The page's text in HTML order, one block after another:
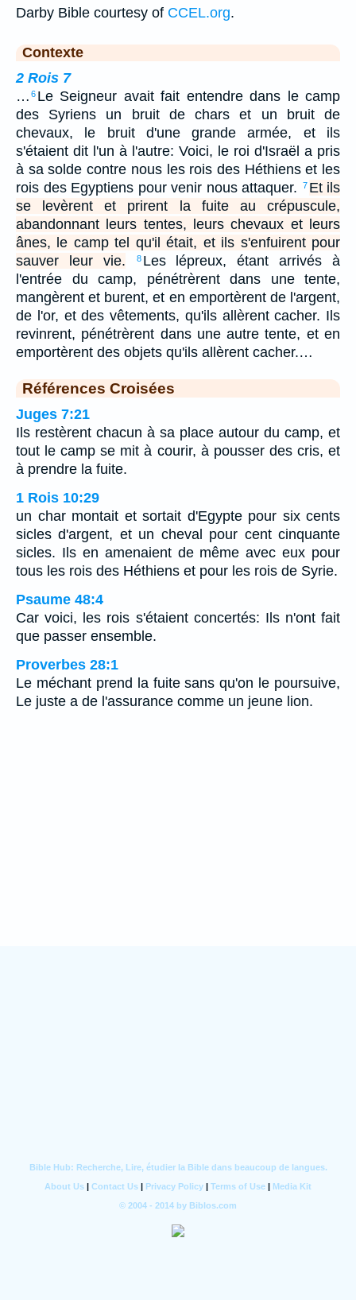
Darby Bible courtesy of CCEL.org.
Contexte
2 Rois 7
… 6 Le Seigneur avait fait entendre dans le camp
des Syriens un bruit de chars et un bruit de
chevaux, le bruit d'une grande armée, et ils
s'étaient dit l'un à l'autre: Voici, le roi d'Israël a pris
à sa solde contre nous les rois des Héthiens et les
rois des Egyptiens pour venir nous attaquer.
7 Et ils
se levèrent et prirent la fuite au crépuscule,
abandonnant leurs tentes, leurs chevaux et leurs
ânes, le camp tel qu'il était, et ils s'enfuirent pour
sauver leur vie.
8 Les lépreux, étant arrivés à
l'entrée du camp, pénétrèrent dans une tente,
mangèrent et burent, et en emportèrent de l'argent,
de l'or, et des vêtements, qu'ils allèrent cacher. Ils
revinrent, pénétrèrent dans une autre tente, et en
emportèrent des objets qu'ils allèrent cacher.…
Références Croisées
Juges 7:21
Ils restèrent chacun à sa place autour du camp, et
tout le camp se mit à courir, à pousser des cris, et
à prendre la fuite.
1 Rois 10:29
un char montait et sortait d'Egypte pour six cents
sicles d'argent, et un cheval pour cent cinquante
sicles. Ils en amenaient de même avec eux pour
tous les rois des Héthiens et pour les rois de Syrie.
Psaume 48:4
Car voici, les rois s'étaient concertés: Ils n'ont fait
que passer ensemble.
Proverbes 28:1
Le méchant prend la fuite sans qu'on le poursuive,
Le juste a de l'assurance comme un jeune lion.